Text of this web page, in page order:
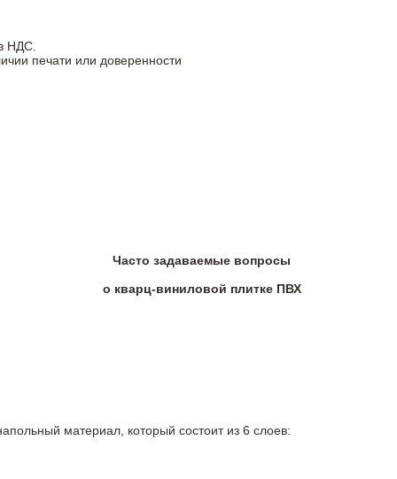
НДС.
печати или доверенности
Часто задаваемые вопросы
о кварц-виниловой плитке ПВХ
материал, который состоит из 6 слоев: